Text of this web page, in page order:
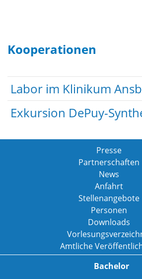
Kooperationen
Labor im Klinikum
Exkursion DePuy-
Presse
Partnerschaften
News
Anfahrt
Stellenangebote
Personen
Downloads
Amtliche
Bachelor